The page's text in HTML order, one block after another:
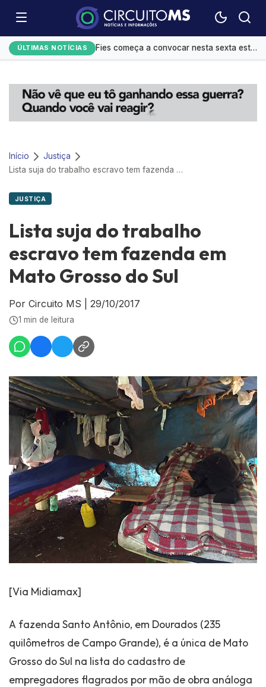
ÚLTIMAS NOTÍCIAS Fies começa a convocar nesta sexta estudantes em lista de espera
Mato Grosso do Sul amplia ações de alfabetização infantil
Início
Justiça
Lista suja do trabalho escravo tem fazenda em Mato Grosso do Sul
JUSTIÇA
Lista suja do trabalho
escravo tem fazenda em
Mato Grosso do Sul
Por Circuito MS 29/10/2017
1 min de leitura
[Via Midiamax]
A fazenda Santo Antônio, em Dourados (235
quilômetros de Campo Grande), é a única de Mato
Grosso do Sul na lista do cadastro de
empregadores flagrados por mão de obra análoga